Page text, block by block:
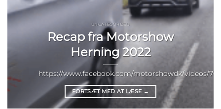
UNCATEGORIZED
Recap fra Motorshow
Herning 2022
https://www.facebook.com/motorshowdk/videos/
FORTSÆT MED AT LÆSE →